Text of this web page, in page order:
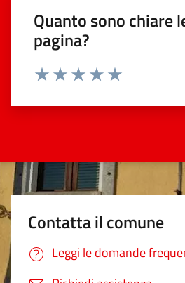
Quanto sono chiare
pagina?
Valuta da 1 a 5 stelle la pagina
Contatta il comune
Leggi le domande